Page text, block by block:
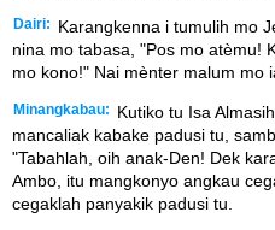
Dairi:
Karangkenna i tumulih mo
nina mo tabasa, "Pos mo atèmu!
mo kono!" Nai mènter malum mo
Minangkabau:
Kutiko tu Isa
mancaliak kabake padusi tu,
"Tabahlah, oih anak-Den! Dek
Ambo, itu mangkonyo angkau
cegaklah panyakik padusi tu.